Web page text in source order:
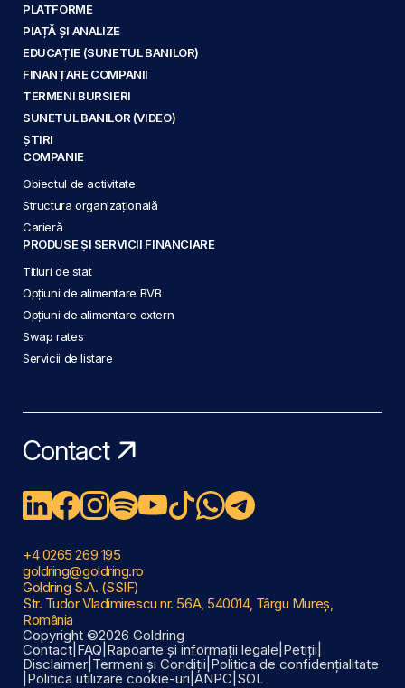
PLATFORME
PIAȚĂ ȘI ANALIZE
EDUCAȚIE (SUNETUL BANILOR)
FINANȚARE COMPANII
TERMENI BURSIERI
SUNETUL BANILOR (VIDEO)
ȘTIRI
COMPANIE
Obiectul de activitate
Structura organizațională
Carieră
PRODUSE ȘI SERVICII FINANCIARE
Titluri de stat
Opțiuni de alimentare BVB
Opțiuni de alimentare extern
Swap rates
Servicii de listare
Contact
+4 0265 269 195
goldring@goldring.ro
Goldring S.A. (SSIF)
Str. Tudor Vladimirescu nr. 56A, 540014, Târgu Mureș,
România
Copyright ©2026 Goldring
Contact FAQ Rapoarte și informații legale Petiții
Disclaimer Termeni și Condiții Politica de confidențialitate
Politica utilizare cookie-uri ANPC SOL